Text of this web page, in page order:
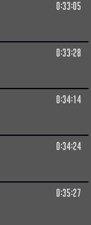
0:33:05
0:33:28
0:34:14
0:34:24
0:35:27